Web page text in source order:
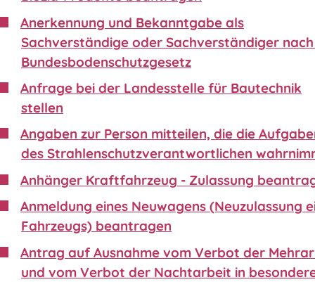
Anerkennung und Bekanntgabe als
Sachverständige oder Sachverständiger nach
Bundesbodenschutzgesetz
Anfrage bei der Landesstelle für Bautechnik
stellen
Angaben zur Person mitteilen, die die
des Strahlenschutzverantwortlichen
Anhänger Kraftfahrzeug - Zulassung
Anmeldung eines Neuwagens (Neuzulassung
Fahrzeugs) beantragen
Antrag auf Ausnahme vom Verbot der
und vom Verbot der Nachtarbeit in